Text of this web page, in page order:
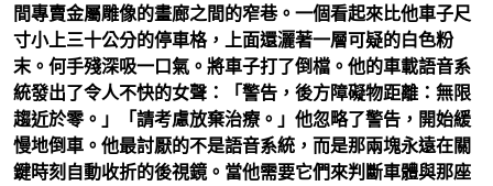
間專賣金屬雕像的畫廊之間的窄巷。一個看起來比他車子尺
寸小上三十公分的停車格，上面還灑著一層可疑的白色粉
末。何手殘深吸一口氣。將車子打了倒檔。他的車載語音系
統發出了令人不快的女聲：「警告，後方障礙物距離：無限
趨近於零。」「請考慮放棄治療。」他忽略了警告，開始緩
慢地倒車。他最討厭的不是語音系統，而是那兩塊永遠在關
鍵時刻自動收折的後視鏡。當他需要它們來判斷車體與那座